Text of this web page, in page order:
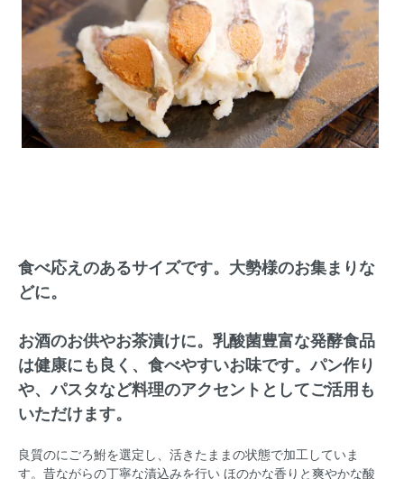
食べ応えのあるサイズです。大勢様のお集まりな
どに。
お酒のお供やお茶漬けに。乳酸菌豊富な発酵食品
は健康にも良く、食べやすいお味です。パン作り
や、パスタなど料理のアクセントとしてご活用も
いただけます。
良質のにごろ鮒を選定し、活きたままの状態で加工していま
す。昔ながらの丁寧な漬込みを行い ほのかな香りと爽やかな酸